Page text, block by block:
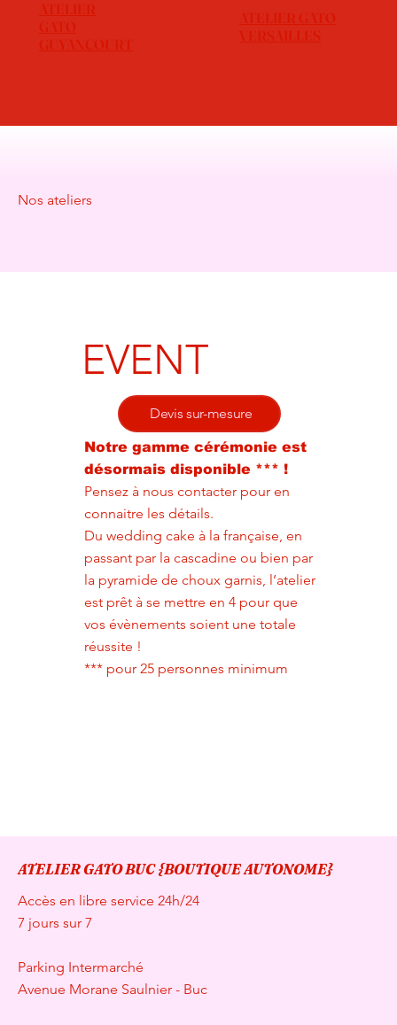
ATELIER
GATO
GUYANCOURT
ATELIER GATO
VERSAILLES
Nos ateliers
EVENT
Devis sur-mesure
Notre gamme cérémonie est
désormais disponible *** !
Pensez à nous contacter pour en
connaitre les détails.
Du wedding cake à la française, en
passant par la cascadine ou bien par
la pyramide de choux garnis, l’atelier
est prêt à se mettre en 4 pour que
vos évènements soient une totale
réussite !
*** pour 25 personnes minimum
ATELIER GATO BUC {BOUTIQUE AUTONOME}
Accès en libre service 24h/24
7 jours sur 7
Parking Intermarché
Avenue Morane Saulnier - Buc